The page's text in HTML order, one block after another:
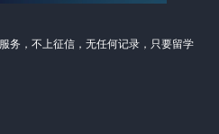
务，不上征信，无任何记录，只要留学